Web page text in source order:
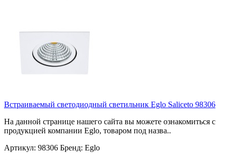
Встраиваемый светодиодный светильник Eglo Saliceto 98306
На данной странице нашего сайта вы можете ознакомиться с
продукцией компании Eglo, товаром под назва..
Артикул: 98306 Бренд: Eglo